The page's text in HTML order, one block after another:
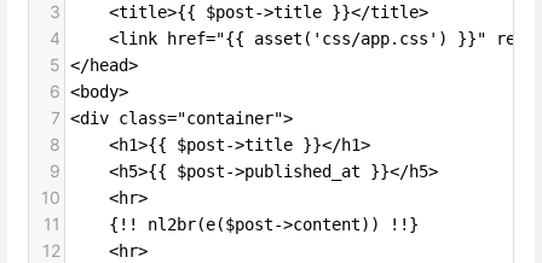
3
    <title>{{ $post->title }}</title>
4
<link href="{{ asset('css/app.css') }}"
5 </head>
6 <body>
7 <div class="container">
8
    <h1>{{ $post->title }}</h1>
9
    <h5>{{ $post->published_at }}</h5>
10
    <hr>
11
    {!! nl2br(e($post->content)) !!}
12
    <hr>